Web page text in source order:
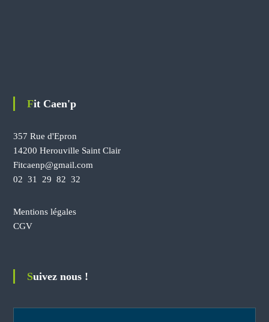
Fit Caen'p
357 Rue d'Epron
14200 Herouville Saint Clair
Fitcaenp@gmail.com
02 31 29 82 32
Mentions légales
CGV
Suivez nous !